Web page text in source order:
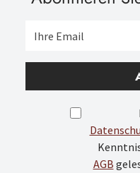
AGB